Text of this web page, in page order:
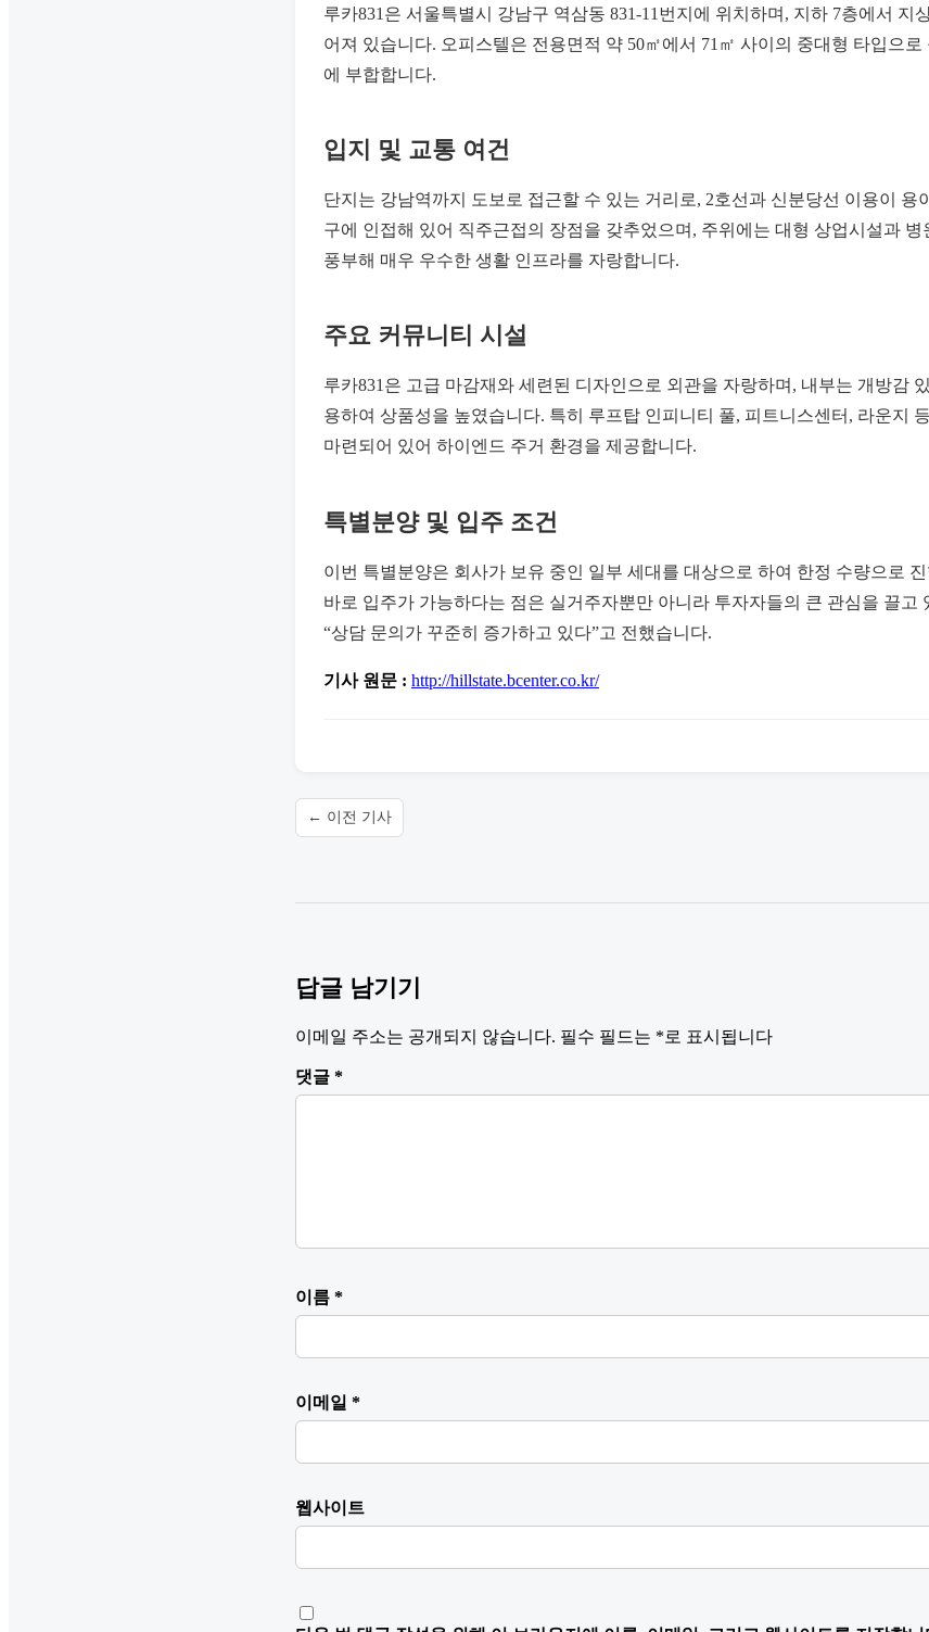
루카831은 서울특별시 강남구 역삼동 831-11번지에 위치하며, 지하 7층에서 지
어져 있습니다. 오피스텔은 전용면적 약 50㎡에서 71㎡ 사이의 중대형 타입으
에 부합합니다.
입지 및 교통 여건
단지는 강남역까지 도보로 접근할 수 있는 거리로, 2호선과 신분당선 이용이 용
구에 인접해 있어 직주근접의 장점을 갖추었으며, 주위에는 대형 상업시설과 병
풍부해 매우 우수한 생활 인프라를 자랑합니다.
주요 커뮤니티 시설
루카831은 고급 마감재와 세련된 디자인으로 외관을 자랑하며, 내부는 개방감
용하여 상품성을 높였습니다. 특히 루프탑 인피니티 풀, 피트니스센터, 라운지
마련되어 있어 하이엔드 주거 환경을 제공합니다.
특별분양 및 입주 조건
이번 특별분양은 회사가 보유 중인 일부 세대를 대상으로 하여 한정 수량으로
바로 입주가 가능하다는 점은 실거주자뿐만 아니라 투자자들의 큰 관심을 끌고
“상담 문의가 꾸준히 증가하고 있다”고 전했습니다.
기사 원문 : http://hillstate.bcenter.co.kr/
← 이전 기사
답글 남기기
이메일 주소는 공개되지 않습니다. 필수 필드는 *로 표시됩니다
댓글 *
이름 *
이메일 *
웹사이트